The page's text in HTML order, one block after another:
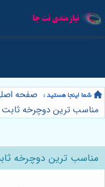
صفحه
مناسب ترین دوچرخه ثابت
مناسب ترین دوچرخه